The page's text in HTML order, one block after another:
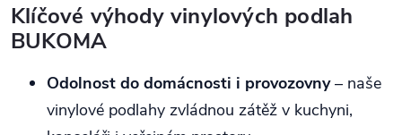
Klíčové výhody vinylových podlah
BUKOMA
Odolnost do domácnosti i provozovny– naše
vinylové podlahy zvládnou zátěž v kuchyni,